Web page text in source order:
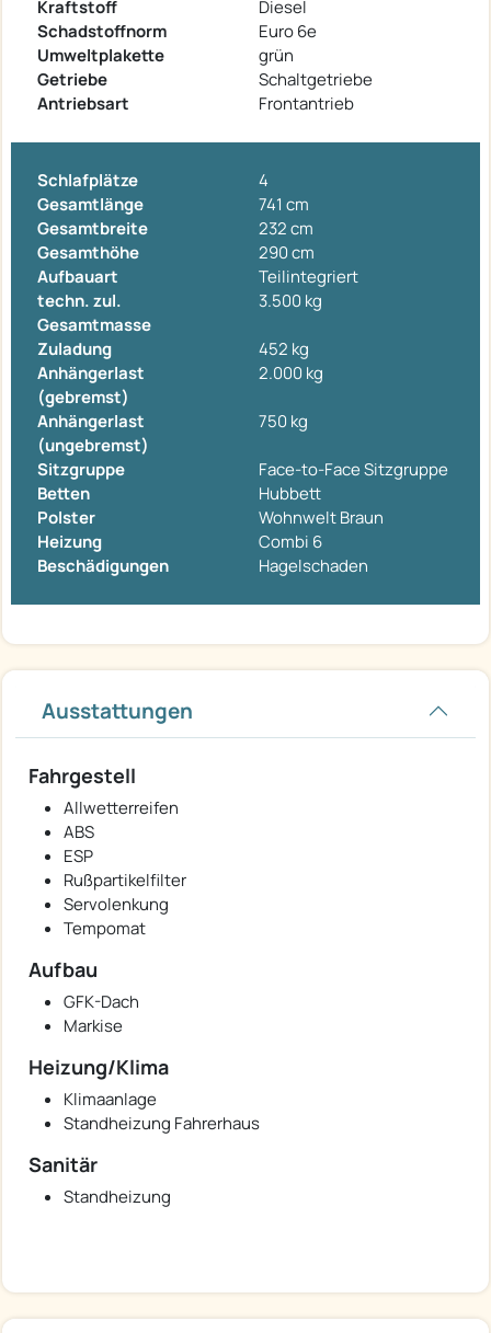
Kraftstoff
Diesel
Schadstoffnorm
Euro 6e
Umweltplakette
grün
Getriebe
Schaltgetriebe
Antriebsart
Frontantrieb
Schlafplätze
4
Gesamtlänge
741 cm
Gesamtbreite
232 cm
Gesamthöhe
290 cm
Aufbauart
Teilintegriert
techn. zul.
Gesamtmasse
3.500 kg
Zuladung
452 kg
Anhängerlast
(gebremst)
2.000 kg
Anhängerlast
(ungebremst)
750 kg
Sitzgruppe
Face-to-Face Sitzgruppe
Betten
Hubbett
Polster
Wohnwelt Braun
Heizung
Combi 6
Beschädigungen
Hagelschaden
Ausstattungen
Fahrgestell
Allwetterreifen
ABS
ESP
Rußpartikelfilter
Servolenkung
Tempomat
Aufbau
GFK-Dach
Markise
Heizung/Klima
Klimaanlage
Standheizung Fahrerhaus
Sanitär
Standheizung